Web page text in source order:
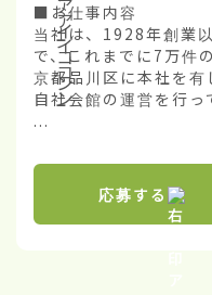
■お仕事内容
当社は、1928年創業
で、これまでに7万件
京都品川区に本社を
自社会館の運営を行っ
...
応募する